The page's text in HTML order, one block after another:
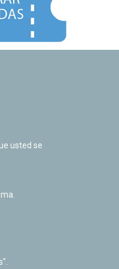
de cookies
pública
usted se